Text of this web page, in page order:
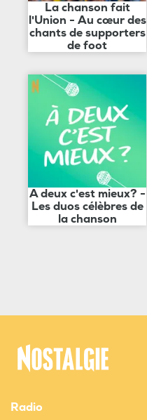
La chanson fait
l'Union - Au cœur des
chants de supporters
de foot
A deux c'est mieux? -
Les duos célèbres de
la chanson
Radio